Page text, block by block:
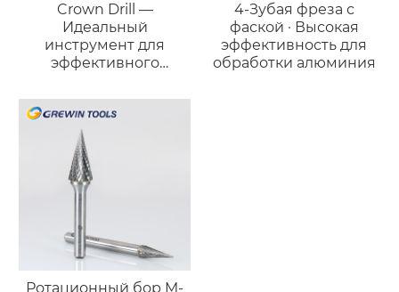
Crown Drill —
Идеальный
инструмент для
эффективного
4-Зубая фреза с
фаской · Высокая
эффективность для
обработки алюминия
Ротационный бор M-